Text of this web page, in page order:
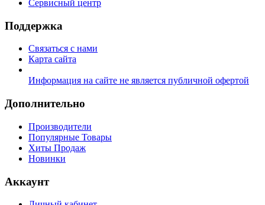
Сервисный центр
Поддержка
Связаться с нами
Карта сайта
Информация на сайте не является публичной офертой
Дополнительно
Производители
Популярные Товары
Хиты Продаж
Новинки
Аккаунт